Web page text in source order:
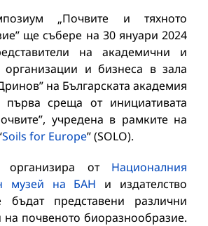
„Почвите и тяхното
ще събере на 30 януари 2024
на академични и
организации и бизнеса в зала
на Българската академия
първа среща от инициативата
учредена в рамките на
Soils for Europe” (SOLO).
организира от Националния
музей на БАН и издателство
представени различни
на почвеното биоразнообразие.